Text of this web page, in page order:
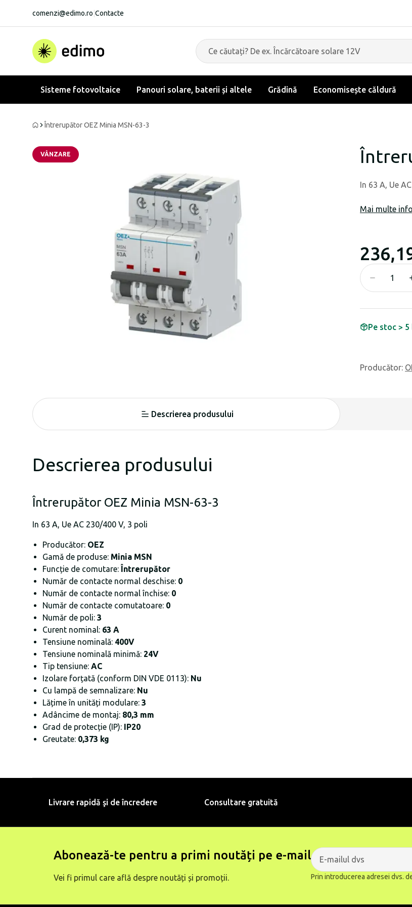
comenzi@edimo.ro Contacte
Sisteme fotovoltaice Panouri solare, baterii și altele Grădină Economisește căldură
Întrerupător OEZ Minia MSN-63-3
VÂNZARE
In 63 A, Ue
Mai multe
Pe stoc > 5
Producător:
Descrierea produsului
Descrierea produsului
Întrerupător OEZ Minia MSN-63-3
In 63 A, Ue AC 230/400 V, 3 poli
Producător: OEZ
Gamă de produse: Minia MSN
Funcție de comutare: Întrerupător
Număr de contacte normal deschise: 0
Număr de contacte normal închise: 0
Număr de contacte comutatoare: 0
Număr de poli: 3
Curent nominal: 63 A
Tensiune nominală: 400V
Tensiune nominală minimă: 24V
Tip tensiune: AC
Izolare forțată (conform DIN VDE 0113): Nu
Cu lampă de semnalizare: Nu
Lățime în unități modulare: 3
Adâncime de montaj: 80,3 mm
Grad de protecție (IP): IP20
Greutate: 0,373 kg
Livrare rapidă şi de încredere Consultare gratuită
Abonează-te pentru a primi noutăți pe e-mail
Vei fi primul care află despre noutăți și promoții. Prin introducerea adresei dvs.